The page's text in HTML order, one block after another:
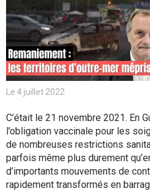
Le 4 juillet 2022
C’était le 21 novembre 2021. En
l’obligation vaccinale pour les
de nombreuses restrictions
parfois même plus durement
d’importants mouvements de
rapidement transformés en